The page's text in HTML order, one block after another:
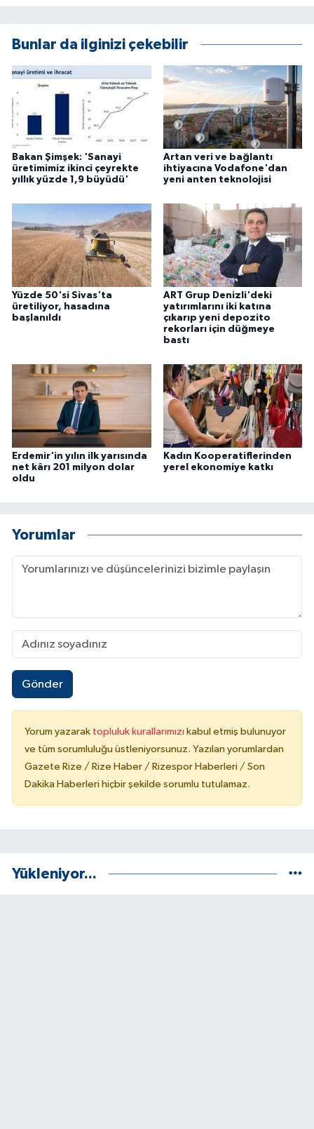
Bunlar da ilginizi çekebilir
Bakan Şimşek: 'Sanayi
üretimimiz ikinci çeyrekte
yıllık yüzde 1,9 büyüdü'
Artan veri ve bağlantı
ihtiyacına Vodafone'dan
yeni anten teknolojisi
Yüzde 50'si Sivas'ta
üretiliyor, hasadına
başlanıldı
ART Grup Denizli'deki
yatırımlarını iki katına
çıkarıp yeni depozito
rekorları için düğmeye
bastı
Erdemir'in yılın ilk yarısında
net kârı 201 milyon dolar
oldu
Kadın Kooperatiflerinden
yerel ekonomiye katkı
Yorumlar
Gönder
Yorum yazarak topluluk kurallarımızı kabul etmiş bulunuyor
ve tüm sorumluluğu üstleniyorsunuz. Yazılan yorumlardan
Gazete Rize / Rize Haber / Rizespor Haberleri / Son
Dakika Haberleri hiçbir şekilde sorumlu tutulamaz.
Yükleniyor...